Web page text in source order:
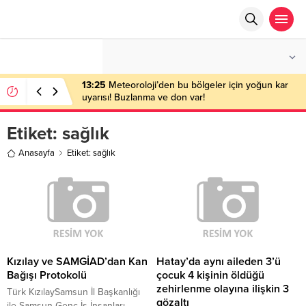
13:25 Meteoroloji’den bu bölgeler için yoğun kar
uyarısı! Buzlanma ve don var!
Etiket: sağlık
Anasayfa Etiket: sağlık
Kızılay ve SAMGİAD’dan Kan
Bağışı Protokolü
Türk KızılaySamsun İl Başkanlığı
Hatay’da aynı aileden 3’ü
çocuk 4 kişinin öldüğü
zehirlenme olayına ilişkin 3
gözaltı